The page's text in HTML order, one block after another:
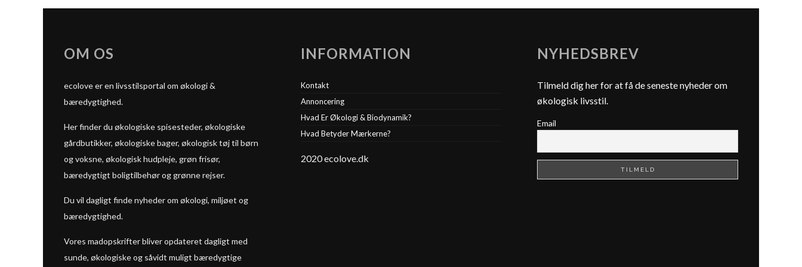
OM OS
ecolove er en livsstilsportal om økologi &
bæredygtighed.
Her finder du økologiske spisesteder, økologiske
gårdbutikker, økologiske bager, økologisk tøj til børn
og voksne, økologisk hudpleje, grøn frisør,
bæredygtigt boligtilbehør og grønne rejser.
Du vil dagligt finde nyheder om økologi, miljøet og
bæredygtighed.
Vores madopskrifter bliver opdateret dagligt med
sunde, økologiske og såvidt muligt bæredygtige
INFORMATION
Kontakt
Annoncering
Hvad Er Økologi & Biodynamik?
Hvad Betyder Mærkerne?
2020 ecolove.dk
NYHEDSBREV
Tilmeld dig her for at få de seneste nyheder om
økologisk livsstil.
Email